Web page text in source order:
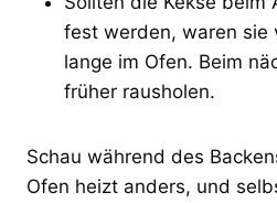
fest werden, waren sie
lange im Ofen. Beim
früher rausholen.
Schau während des
Ofen heizt anders, und